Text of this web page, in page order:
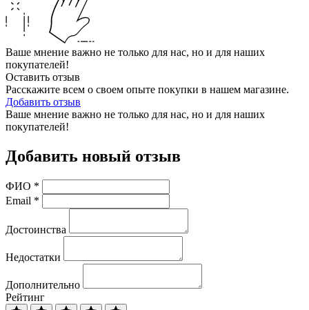
Ваше мнение важно не только для нас, но и для наших
покупателей!
Оставить отзыв
Расскажите всем о своем опыте покупки в нашем магазине.
Добавить отзыв
Ваше мнение важно не только для нас, но и для наших
покупателей!
Добавить новый отзыв
ФИО *
Email *
Достоинства
Недостатки
Дополнительно
Рейтинг